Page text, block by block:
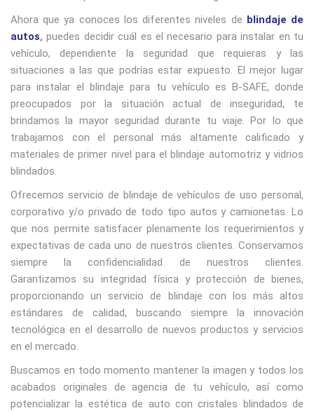
Ahora que ya conoces los diferentes niveles de blindaje de
autos, puedes decidir cuál es el necesario para instalar en tu
vehículo, dependiente la seguridad que requieras y las
situaciones a las que podrías estar expuesto. El mejor lugar
para instalar el blindaje para tu vehículo es B-SAFE, donde
preocupados por la situación actual de inseguridad, te
brindamos la mayor seguridad durante tu viaje. Por lo que
trabajamos con el personal más altamente calificado y
materiales de primer nivel para el blindaje automotriz y vidrios
blindados.
Ofrecemos servicio de blindaje de vehículos de uso personal,
corporativo y/o privado de todo tipo autos y camionetas. Lo
que nos permite satisfacer plenamente los requerimientos y
expectativas de cada uno de nuestros clientes. Conservamos
siempre la confidencialidad de nuestros clientes.
Garantizamos su integridad física y protección de bienes,
proporcionando un servicio de blindaje con los más altos
estándares de calidad, buscando siempre la innovación
tecnológica en el desarrollo de nuevos productos y servicios
en el mercado.
Buscamos en todo momento mantener la imagen y todos los
acabados originales de agencia de tu vehículo, así como
potencializar la estética de auto con cristales blindados de